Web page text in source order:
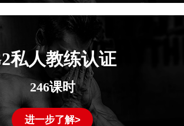
私人教练认证
246课时
进一步了解>